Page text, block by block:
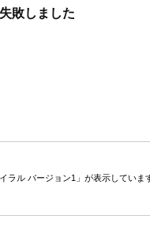
敗しました
ラル バージョン1」が表示していま